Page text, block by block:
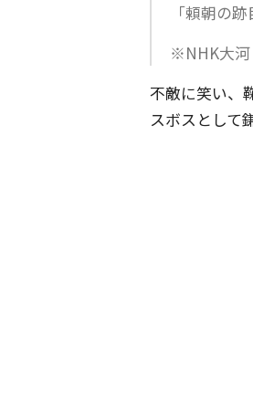
「頼朝の
※NHK大河
不敵に笑い、
スボスとして